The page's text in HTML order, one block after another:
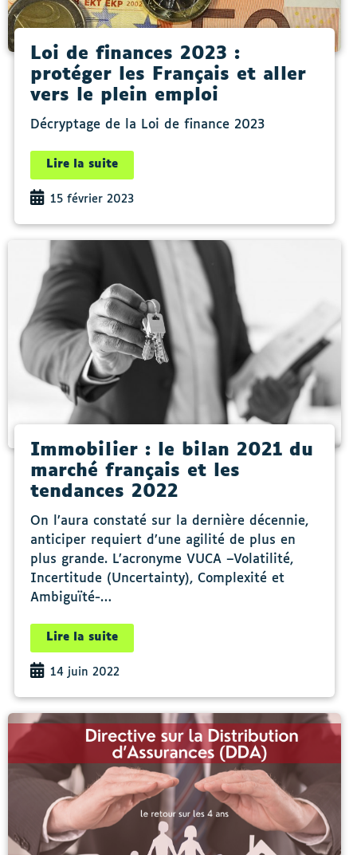
Loi de finances 2023 :
protéger les Français et aller
vers le plein emploi
Décryptage de la Loi de finance 2023
Lire la suite
15 février 2023
Immobilier : le bilan 2021 du
marché français et les
tendances 2022
On l’aura constaté sur la dernière décennie,
anticiper requiert d’une agilité de plus en
plus grande. L’acronyme VUCA –Volatilité,
Incertitude (Uncertainty), Complexité et
Ambiguïté-…
Lire la suite
14 juin 2022